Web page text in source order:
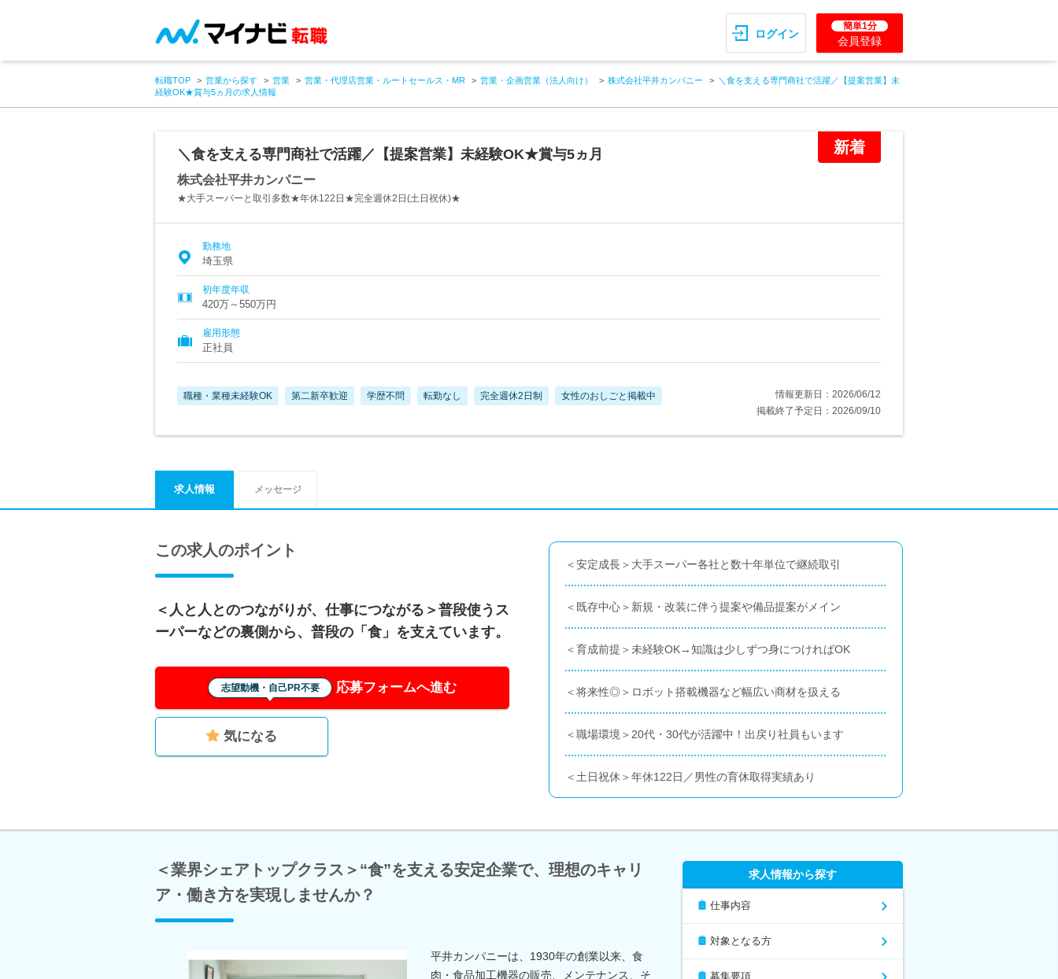
ログイン
簡単1分
会員登録
転職TOP 営業から探す 営業 営業・代理店営業・ルートセールス・MR 営業・企画営業（法人向け） 株式会社平井カンパニー
＼食を支える専門商社で活躍／【提案営業】未
経験OK★賞与5ヵ月の求人情報
新着
＼食を支える専門商社で活躍／【提案営業】未経験OK★賞与5ヵ月
株式会社平井カンパニー
★大手スーパーと取引多数★年休122日★完全週休2日(土日祝休)★
勤務地
埼玉県
初年度年収
420万～550万円
雇用形態
正社員
職種・業種未経験OK 第二新卒歓迎 学歴不問 転勤なし 完全週休2日制 女性のおしごと掲載中
情報更新日：2026/06/12
掲載終了予定日：2026/09/10
求人情報 メッセージ
この求人のポイント
＜人と人とのつながりが、仕事につながる＞普段使うス
ーパーなどの裏側から、普段の「食」を支えています。
志望動機・自己PR不要 応募フォームへ進む
気になる
＜安定成長＞大手スーパー各社と数十年単位で継続取引
＜既存中心＞新規・改装に伴う提案や備品提案がメイン
＜育成前提＞未経験OK→知識は少しずつ身につければOK
＜将来性◎＞ロボット搭載機器など幅広い商材を扱える
＜職場環境＞20代・30代が活躍中！出戻り社員もいます
＜土日祝休＞年休122日／男性の育休取得実績あり
＜業界シェアトップクラス＞“食”を支える安定企業で、理想のキャリ
ア・働き方を実現しませんか？
平井カンパニーは、1930年の創業以来、食
肉・食品加工機器の販売、メンテナンス、そ
求人情報から探す
仕事内容
対象となる方
募集要項